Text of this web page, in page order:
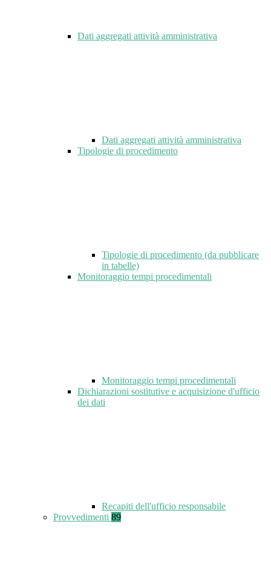
Dati aggregati attività amministrativa
Dati aggregati attività amministrativa
Tipologie di procedimento
Tipologie di procedimento (da pubblicare
in tabelle)
Monitoraggio tempi procedimentali
Monitoraggio tempi procedimentali
Dichiarazioni sostitutive e acquisizione d'ufficio
dei dati
Recapiti dell'ufficio responsabile
Provvedimenti 89